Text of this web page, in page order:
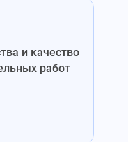
и качество
работ